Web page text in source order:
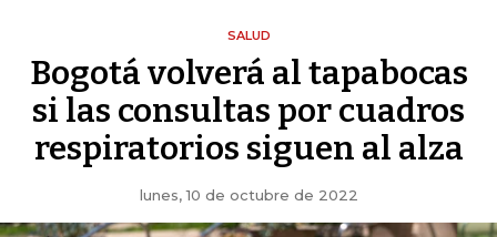
SALUD
Bogotá volverá al tapabocas
si las consultas por cuadros
respiratorios siguen al alza
lunes, 10 de octubre de 2022